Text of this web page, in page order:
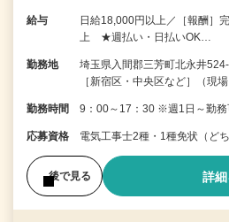
給与
日給18,000円以上／［報酬］
上 ★週払い・日払いOK…
勤務地
埼玉県入間郡三芳町北永井
［新宿区・中央区など］（現
勤務時間 9：00～17：30 ※週1日～勤
応募資格 電気工事士2種・1種免状（ど
後で見る 詳